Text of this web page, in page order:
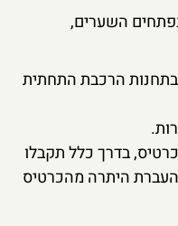
השערים,
הרכבת התחתית
בדרך כלל תקבלו
היתרה מהכרטיס